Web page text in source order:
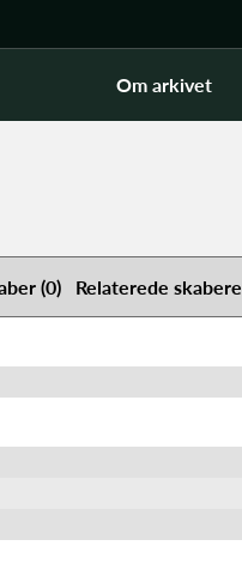
Om arkivet
(0) Relaterede skabere